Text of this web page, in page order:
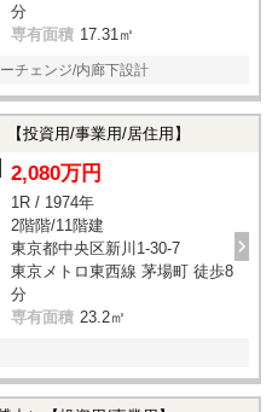
分
専有面積 17.31㎡
チェンジ/内廊下設計
投資用/事業用/居住用】
2,080万円
1R / 1974年
2階階/11階建
東京都中央区新川1-30-7
東京メトロ東西線 茅場町 徒歩8
分
専有面積 23.2㎡